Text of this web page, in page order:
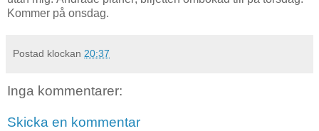
Kommer på onsdag.
Postad klockan 20:37
Inga kommentarer:
Skicka en kommentar